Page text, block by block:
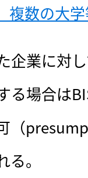
複数の大
企業に対
る場合は
（
。